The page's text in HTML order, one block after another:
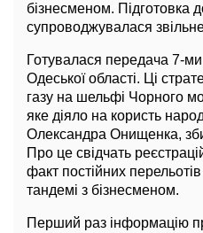
бізнесменом. Підготовка
супроводжувалася
Готувалася передача 7-ми
Одеської області. Ці
газу на шельфі Чорного
яке діяло на користь
Олександра Онищенка,
Про це свідчать
факт постійних
тандемі з бізнесменом.
Перший раз інформацію